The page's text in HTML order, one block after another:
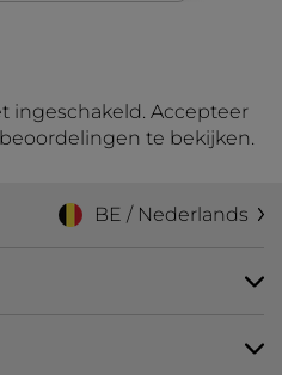
ingeschakeld. Accepteer
te bekijken.
BE / Nederlands